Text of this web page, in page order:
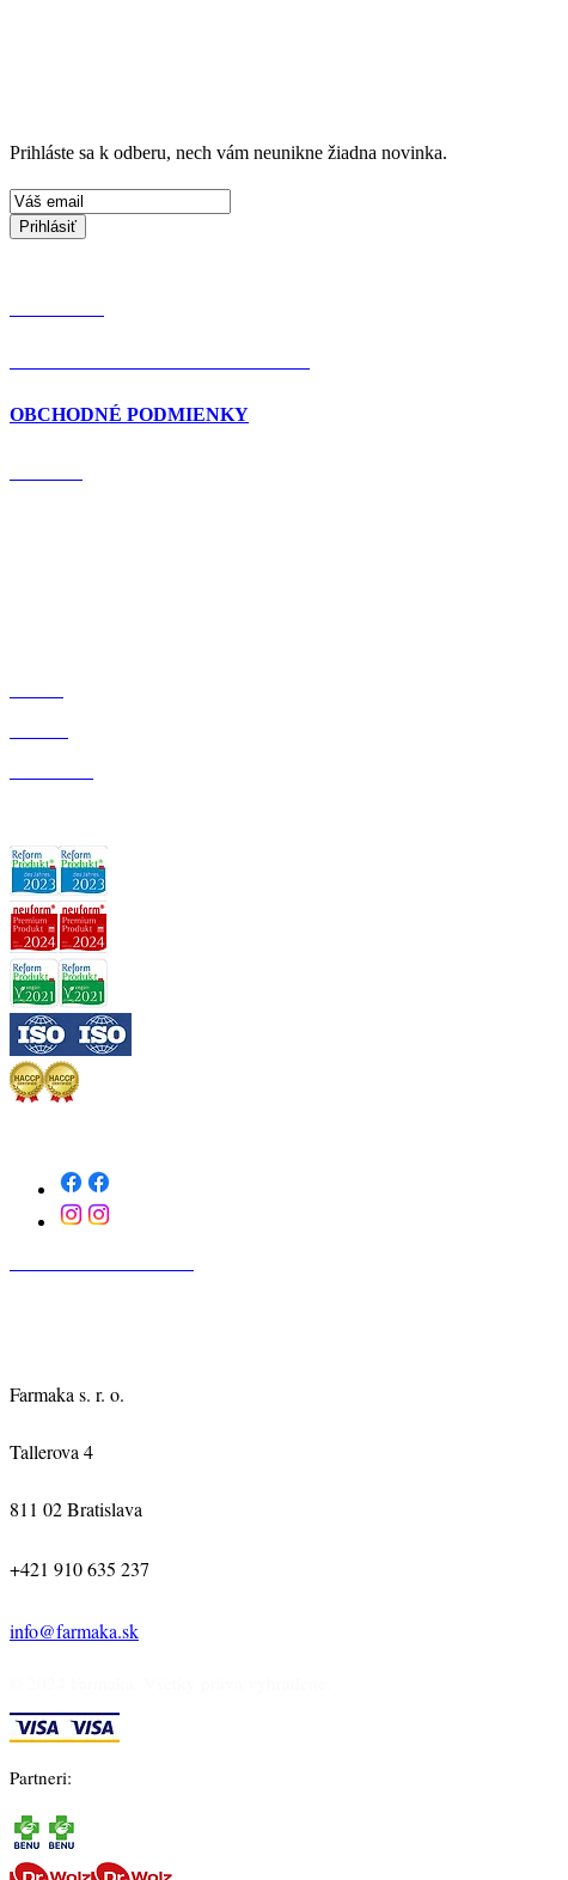
Prihláste sa k odberu, nech vám neunikne žiadna novinka.
Prihlásiť
OBCHODNÉ PODMIENKY
Farmaka s. r. o.
Tallerova 4
811 02 Bratislava
+421 910 635 237
info@farmaka.sk
Partneri: